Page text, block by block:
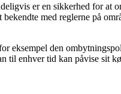
er en sikkerhed for at
med reglerne på
eksempel den
til enhver tid kan påvise sit